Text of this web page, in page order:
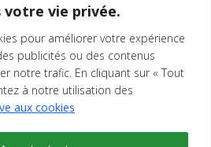
votre vie privée.
pour améliorer votre expérience
publicités ou des contenus
notre trafic. En cliquant sur « Tout
à notre utilisation des
aux cookies
à ...